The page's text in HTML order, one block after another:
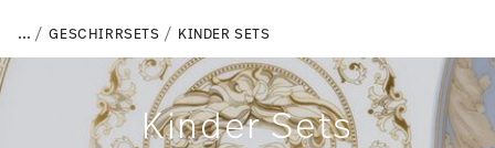
... GESCHIRRSETS KINDER SETS
Kinder Sets